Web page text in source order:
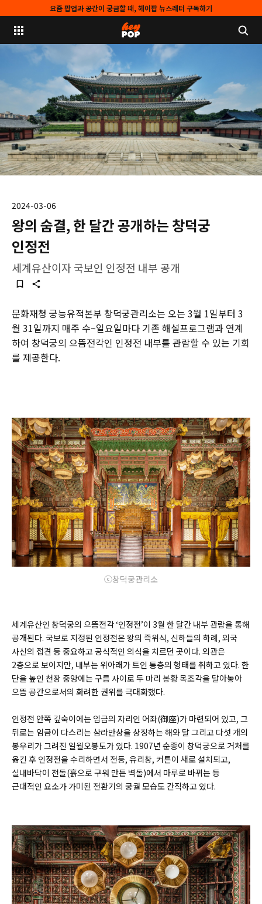
요즘 팝업과 공간이 궁금할 때, 헤이팝 뉴스레터 구독하기
2024-03-06
왕의 숨결, 한 달간 공개하는 창덕궁
인정전
세계유산이자 국보인 인정전 내부 공개
문화재청 궁능유적본부 창덕궁관리소는 오는 3월 1일부터 3
월 31일까지 매주 수~일요일마다 기존 해설프로그램과 연계
하여 창덕궁의 으뜸전각인 인정전 내부를 관람할 수 있는 기회
를 제공한다.
ⓒ창덕궁관리소
세계유산인 창덕궁의 으뜸전각 ‘인정전’이 3월 한 달간 내부 관람을 통해
공개된다. 국보로 지정된 인정전은 왕의 즉위식, 신하들의 하례, 외국
사신의 접견 등 중요하고 공식적인 의식을 치르던 곳이다. 외관은
2층으로 보이지만, 내부는 위아래가 트인 통층의 형태를 취하고 있다. 한
단을 높인 천장 중앙에는 구름 사이로 두 마리 봉황 목조각을 달아놓아
으뜸 공간으로서의 화려한 권위를 극대화했다.
인정전 안쪽 깊숙이에는 임금의 자리인 어좌(御座)가 마련되어 있고, 그
뒤로는 임금이 다스리는 삼라만상을 상징하는 해와 달 그리고 다섯 개의
봉우리가 그려진 일월오봉도가 있다. 1907년 순종이 창덕궁으로 거처를
옮긴 후 인정전을 수리하면서 전등, 유리창, 커튼이 새로 설치되고,
실내바닥이 전돌(흙으로 구워 만든 벽돌)에서 마루로 바뀌는 등
근대적인 요소가 가미된 전환기의 궁궐 모습도 간직하고 있다.